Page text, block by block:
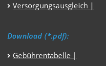
Versorgungsausgleich |
Download (*.pdf):
Gebührentabelle |